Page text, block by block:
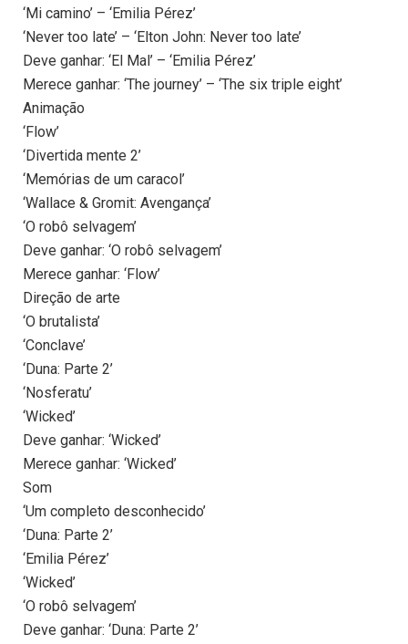
‘Mi camino’ – ‘Emilia Pérez’
‘Never too late’ – ‘Elton John: Never too late’
Deve ganhar: ‘El Mal’ – ‘Emilia Pérez’
Merece ganhar: ‘The journey’ – ‘The six triple eight’
Animação
‘Flow’
‘Divertida mente 2’
‘Memórias de um caracol’
‘Wallace & Gromit: Avengança’
‘O robô selvagem’
Deve ganhar: ‘O robô selvagem’
Merece ganhar: ‘Flow’
Direção de arte
‘O brutalista’
‘Conclave’
‘Duna: Parte 2’
‘Nosferatu’
‘Wicked’
Deve ganhar: ‘Wicked’
Merece ganhar: ‘Wicked’
Som
‘Um completo desconhecido’
‘Duna: Parte 2’
‘Emilia Pérez’
‘Wicked’
‘O robô selvagem’
Deve ganhar: ‘Duna: Parte 2’